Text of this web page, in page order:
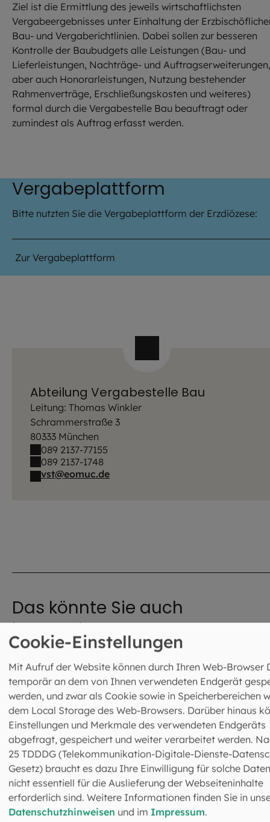
Ziel ist die Ermittlung des jeweils wirtschaftlichsten
Vergabeergebnisses unter Einhaltung der
Bau- und Vergaberichtlinien. Dabei sollen zur besseren
Kontrolle der Baubudgets alle Leistungen (Bau- und
Lieferleistungen, Nachträge- und Auftragserweiterungen,
aber auch Honorarleistungen, Nutzung bestehender
Rahmenverträge, Erschließungskosten und weiteres)
formal durch die Vergabestelle Bau beauftragt oder
zumindest als Auftrag erfasst werden.
Vergabeplattform
Bitte nutzten Sie die Vergabeplattform der Erzdiözese:
Zur Vergabeplattform
Abteilung Vergabestelle Bau
Leitung: Thomas Winkler
Schrammerstraße 3
80333 München
089 2137-77155
089 2137-1748
vst@eomuc.de
Das könnte Sie auch
interessieren
IMAGO / Westend61
Cookie-Einstellungen
Mit Aufruf der Website können durch Ihren Web-Browser
temporär an dem von Ihnen verwendeten Endgerät
werden, und zwar als Cookie sowie in Speicherbereichen
dem Local Storage des Web-Browsers. Darüber hinaus
Einstellungen und Merkmale des verwendeten Endgeräts
abgefragt, gespeichert und weiter verarbeitet werden.
25 TDDDG (Telekommunikation-Digitale-Dienste-
Gesetz) braucht es dazu Ihre Einwilligung für solche
nicht essentiell für die Auslieferung der Webseiteninhalte
erforderlich sind. Weitere Informationen finden Sie in
Datenschutzhinweisen und im Impressum.